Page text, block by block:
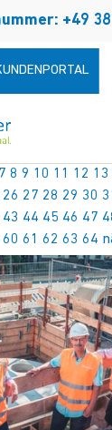
+49
7 8 9 10 11 12 13
26 27 28 29 30
43 44 45 46 47
60 61 62 63 64